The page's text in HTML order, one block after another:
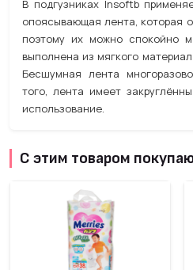
В подгузниках Insoftb
опоясывающая лента, которая
поэтому их можно спокойно
выполнена из мягкого
Бесшумная лента
того, лента имеет
использование.
С этим товаром